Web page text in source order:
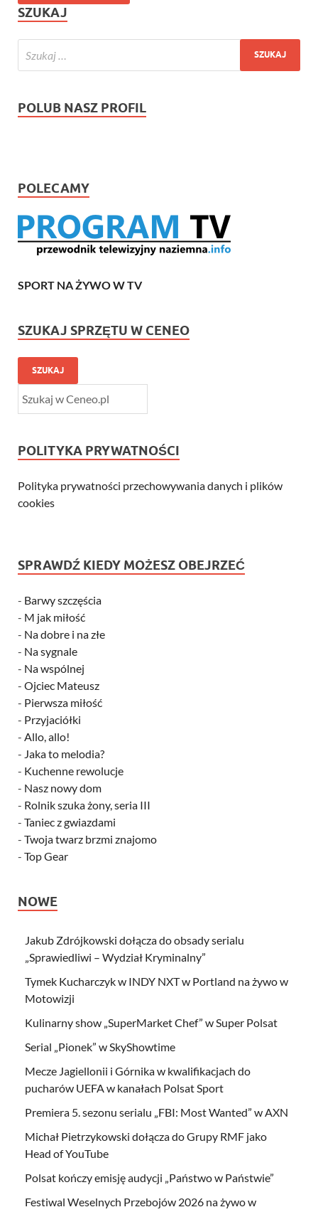
SZUKAJ
POLUB NASZ PROFIL
POLECAMY
SPORT NA ŻYWO W TV
SZUKAJ SPRZĘTU W CENEO
SZUKAJ
POLITYKA PRYWATNOŚCI
Polityka prywatności przechowywania danych i plików
cookies
SPRAWDŹ KIEDY MOŻESZ OBEJRZEĆ
- Barwy szczęścia
- M jak miłość
- Na dobre i na złe
- Na sygnale
- Na wspólnej
- Ojciec Mateusz
- Pierwsza miłość
- Przyjaciółki
- Allo, allo!
- Jaka to melodia?
- Kuchenne rewolucje
- Nasz nowy dom
- Rolnik szuka żony, seria III
- Taniec z gwiazdami
- Twoja twarz brzmi znajomo
- Top Gear
NOWE
Jakub Zdrójkowski dołącza do obsady serialu
„Sprawiedliwi – Wydział Kryminalny”
Tymek Kucharczyk w INDY NXT w Portland na żywo w
Motowizji
Kulinarny show „SuperMarket Chef” w Super Polsat
Serial „Pionek” w SkyShowtime
Mecze Jagiellonii i Górnika w kwalifikacjach do
pucharów UEFA w kanałach Polsat Sport
Premiera 5. sezonu serialu „FBI: Most Wanted” w AXN
Michał Pietrzykowski dołącza do Grupy RMF jako
Head of YouTube
Polsat kończy emisję audycji „Państwo w Państwie”
Festiwal Weselnych Przebojów 2026 na żywo w